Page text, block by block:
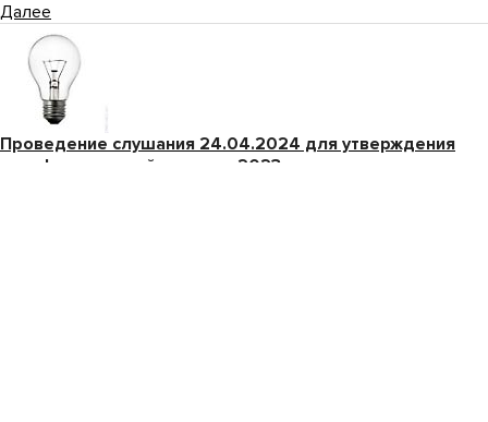
Далее
Проведение слушания 24.04.2024 для утверждения
тарифа и годовой отчет за 2023 год